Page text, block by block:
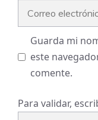
Guarda mi
este
comente.
Para validar,